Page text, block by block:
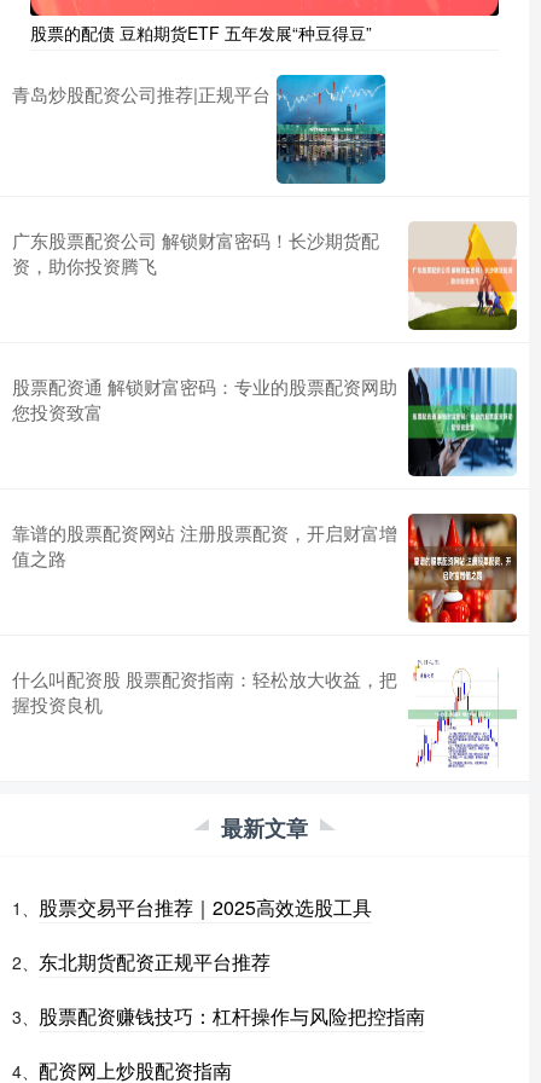
股票的配债 豆粕期货ETF 五年发展“种豆得豆”
青岛炒股配资公司推荐|正规平台
广东股票配资公司 解锁财富密码！长沙期货配
资，助你投资腾飞
股票配资通 解锁财富密码：专业的股票配资网助
您投资致富
靠谱的股票配资网站 注册股票配资，开启财富增
值之路
什么叫配资股 股票配资指南：轻松放大收益，把
握投资良机
最新文章
1、 股票交易平台推荐｜2025高效选股工具
2、 东北期货配资正规平台推荐
3、 股票配资赚钱技巧：杠杆操作与风险把控指南
4、 配资网上炒股配资指南